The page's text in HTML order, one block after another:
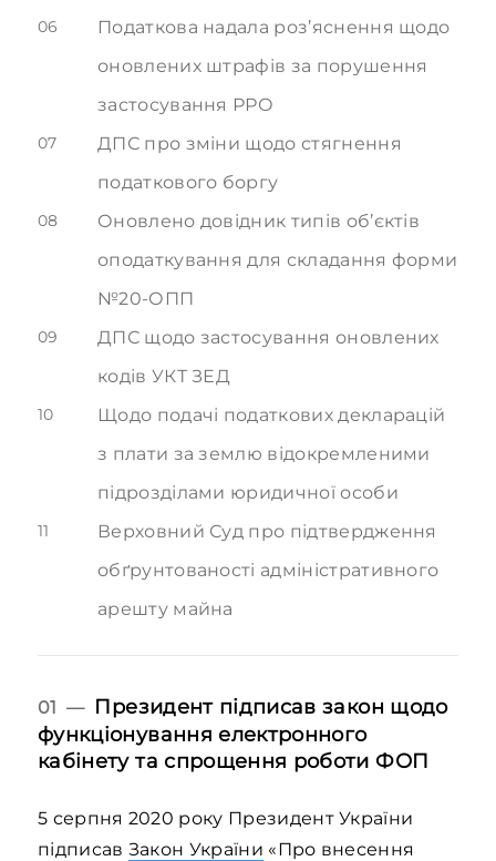
06
Податкова надала роз’яснення щодо
оновлених штрафів за порушення
застосування РРО
07
ДПС про зміни щодо стягнення
податкового боргу
08
Оновлено довідник типів об’єктів
оподаткування для складання форми
№20-ОПП
09
ДПС щодо застосування оновлених
кодів УКТ ЗЕД
10
Щодо подачі податкових декларацій
з плати за землю відокремленими
підрозділами юридичної особи
11
Верховний Суд про підтвердження
обґрунтованості адміністративного
арешту майна
01 — Президент підписав закон щодо
функціонування електронного
кабінету та спрощення роботи ФОП
5 серпня 2020 року Президент України
підписав Закон України «Про внесення